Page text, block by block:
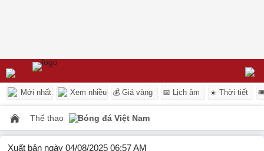
Mới nhất Xem nhiều 💰 Giá vàng 📅 Lịch âm ☀️ Thời tiết
Thể thao Bóng đá Việt Nam
Xuất bản ngày 04/08/2025 06:57 AM